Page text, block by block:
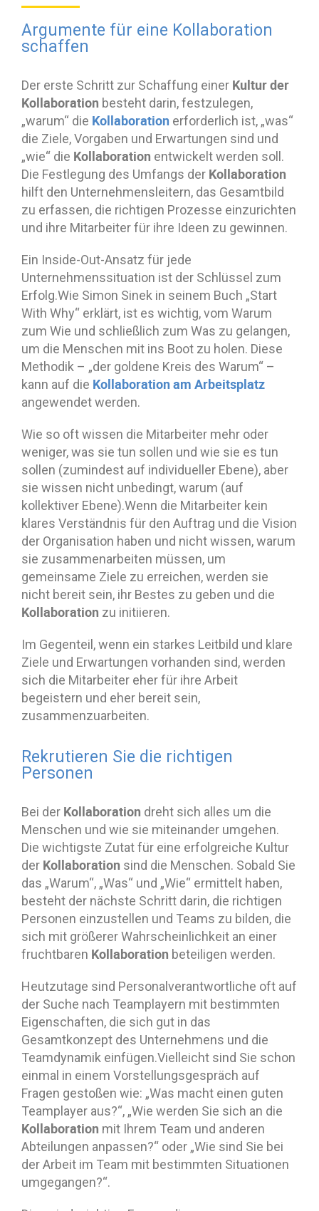
Argumente für eine Kollaboration
schaffen
Der erste Schritt zur Schaffung einer Kultur der
Kollaboration besteht darin, festzulegen,
„warum“ die Kollaboration erforderlich ist, „was“
die Ziele, Vorgaben und Erwartungen sind und
„wie“ die Kollaboration entwickelt werden soll.
Die Festlegung des Umfangs der Kollaboration
hilft den Unternehmensleitern, das Gesamtbild
zu erfassen, die richtigen Prozesse einzurichten
und ihre Mitarbeiter für ihre Ideen zu gewinnen.
Ein Inside-Out-Ansatz für jede
Unternehmenssituation ist der Schlüssel zum
Erfolg.Wie Simon Sinek in seinem Buch „Start
With Why“ erklärt, ist es wichtig, vom Warum
zum Wie und schließlich zum Was zu gelangen,
um die Menschen mit ins Boot zu holen. Diese
Methodik – „der goldene Kreis des Warum“ –
kann auf die Kollaboration am Arbeitsplatz
angewendet werden.
Wie so oft wissen die Mitarbeiter mehr oder
weniger, was sie tun sollen und wie sie es tun
sollen (zumindest auf individueller Ebene), aber
sie wissen nicht unbedingt, warum (auf
kollektiver Ebene).Wenn die Mitarbeiter kein
klares Verständnis für den Auftrag und die Vision
der Organisation haben und nicht wissen, warum
sie zusammenarbeiten müssen, um
gemeinsame Ziele zu erreichen, werden sie
nicht bereit sein, ihr Bestes zu geben und die
Kollaboration zu initiieren.
Im Gegenteil, wenn ein starkes Leitbild und klare
Ziele und Erwartungen vorhanden sind, werden
sich die Mitarbeiter eher für ihre Arbeit
begeistern und eher bereit sein,
zusammenzuarbeiten.
Rekrutieren Sie die richtigen
Personen
Bei der Kollaboration dreht sich alles um die
Menschen und wie sie miteinander umgehen.
Die wichtigste Zutat für eine erfolgreiche Kultur
der Kollaboration sind die Menschen. Sobald Sie
das „Warum“, „Was“ und „Wie“ ermittelt haben,
besteht der nächste Schritt darin, die richtigen
Personen einzustellen und Teams zu bilden, die
sich mit größerer Wahrscheinlichkeit an einer
fruchtbaren Kollaboration beteiligen werden.
Heutzutage sind Personalverantwortliche oft auf
der Suche nach Teamplayern mit bestimmten
Eigenschaften, die sich gut in das
Gesamtkonzept des Unternehmens und die
Teamdynamik einfügen.Vielleicht sind Sie schon
einmal in einem Vorstellungsgespräch auf
Fragen gestoßen wie: „Was macht einen guten
Teamplayer aus?“, „Wie werden Sie sich an die
Kollaboration mit Ihrem Team und anderen
Abteilungen anpassen?“ oder „Wie sind Sie bei
der Arbeit im Team mit bestimmten Situationen
umgegangen?“.